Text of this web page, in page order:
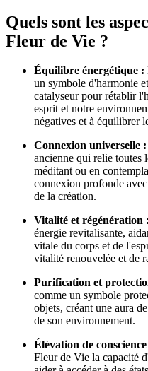
Quels sont les
Fleur de Vie ?
Équilibre énergétique :
un symbole d'harmonie
catalyseur pour rétablir
esprit et notre
négatives et à équilibrer
Connexion universelle :
ancienne qui relie toutes
méditant ou en
connexion profonde
de la création.
Vitalité et régénération :
énergie revitalisante,
vitale du corps et de
vitalité renouvelée et de
Purification et
comme un symbole
objets, créant une aura
de son environnement.
Élévation de
Fleur de Vie la capacité